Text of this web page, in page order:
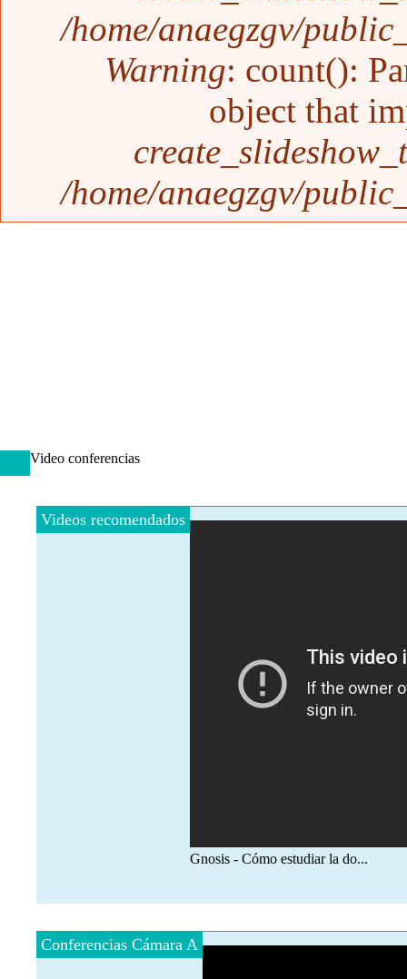
/home/anaegzgv/
Warning: count():
object that
/home/anaegzgv/
Video conferencias
Videos recomendados
Gnosis - Cómo estudiar la do...
Conferencias Cámara A